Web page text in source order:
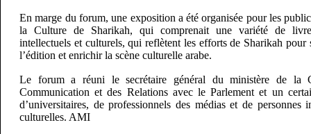
En marge du forum, une exposition a été organisée pour les
la Culture de Sharikah, qui comprenait une variété de
intellectuels et culturels, qui reflètent les efforts de Sharikah pour
l’édition et enrichir la scène culturelle arabe.
Le forum a réuni le secrétaire général du ministère de la
Communication et des Relations avec le Parlement et un
d’universitaires, de professionnels des médias et de personnes
culturelles. AMI